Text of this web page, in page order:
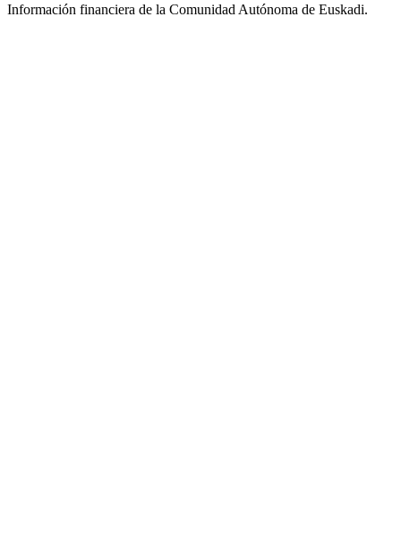
Información financiera de la Comunidad Autónoma de Euskadi.